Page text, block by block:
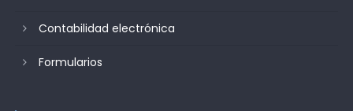
Contabilidad electrónica
Formularios